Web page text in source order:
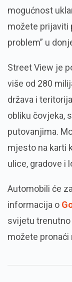
mogućnost
možete prijaviti
problem” u
Street View je
više od 280
država i
obliku čovjeka,
putovanjima.
mjesto na karti
ulice, gradove i
Automobili će
informacija o
svijetu trenutno
možete pronaći